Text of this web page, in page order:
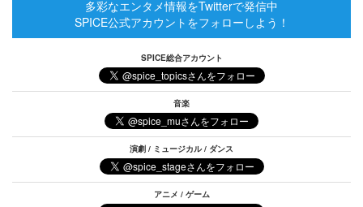
多彩なエンタメ情報をTwitterで発信中
SPICE公式アカウントをフォローしよう！
SPICE総合アカウント
音楽
演劇 / ミュージカル / ダンス
アニメ / ゲーム